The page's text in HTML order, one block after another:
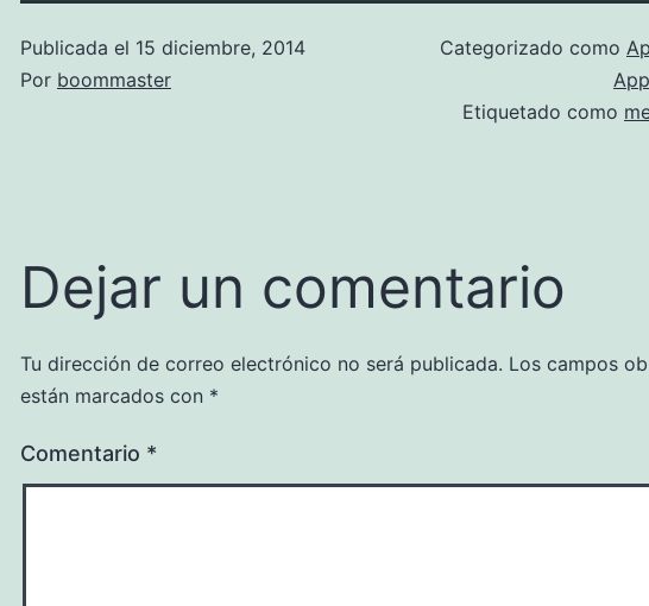
Publicada el 15 diciembre, 2014
Por boommaster
Categorizado como
Etiquetado como
Dejar un comentario
Tu dirección de correo electrónico no será publicada. Los campos
están marcados con *
Comentario *